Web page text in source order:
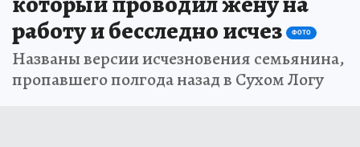
работу и бесследно исчез
ФОТО
Названы версии исчезновения семьянина,
пропавшего полгода назад в Сухом Логу